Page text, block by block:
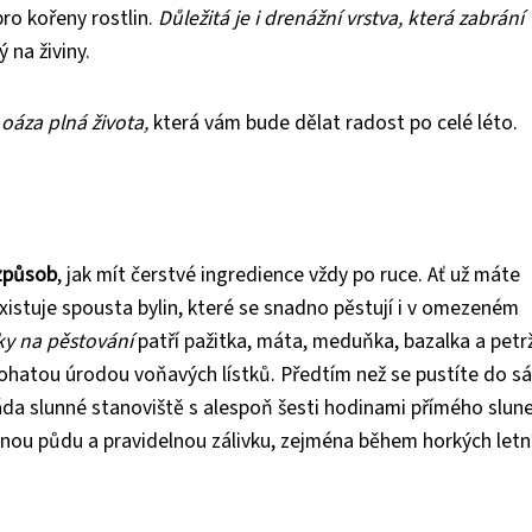
kořeny rostlin. Důležitá je i drenážní vrstva, která zabrání
živiny.
plná života, která vám bude dělat radost po celé léto.
, jak mít čerstvé ingredience vždy po ruce. Ať už máte
spousta bylin, které se snadno pěstují i v omezeném
na pěstovánípatří pažitka, máta, meduňka, bazalka a
úrodou voňavých lístků. Předtím než se pustíte do
slunné stanoviště s alespoň šesti hodinami přímého
půdu a pravidelnou zálivku, zejména během horkých